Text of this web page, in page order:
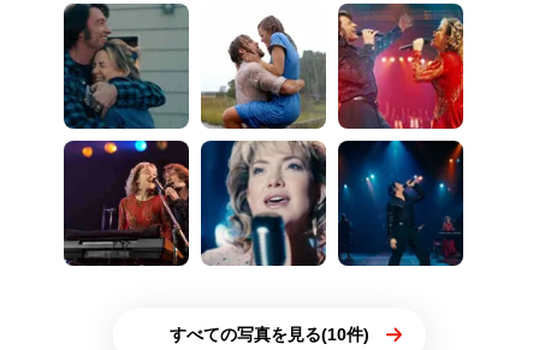
すべての写真を見る(10件)